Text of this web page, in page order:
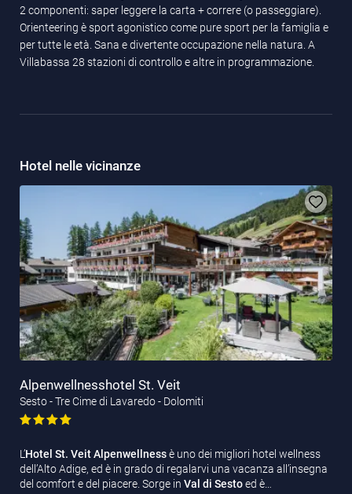
2 componenti: saper leggere la carta + correre (o passeggiare).
Orienteering è sport agonistico come pure sport per la famiglia e
per tutte le età. Sana e divertente occupazione nella natura. A
Villabassa 28 stazioni di controllo e altre in programmazione.
Hotel nelle vicinanze
Alpenwellnesshotel St. Veit
Sesto - Tre Cime di Lavaredo - Dolomiti
L’Hotel St. Veit Alpenwellnessè uno dei migliori hotel wellness
dell’Alto Adige, ed è in grado di regalarvi una vacanza all’insegna
del comfort e del piacere. Sorge in Val di Sestoed è…